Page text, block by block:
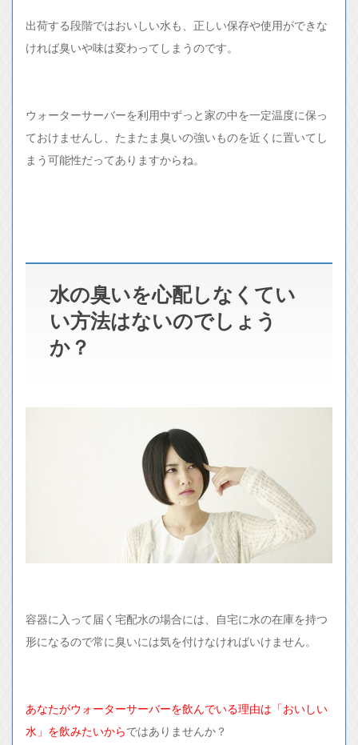
出荷する段階ではおいしい水も、正しい保存や使用ができな
ければ臭いや味は変わってしまうのです。
ウォーターサーバーを利用中ずっと家の中を一定温度に保っ
ておけませんし、たまたま臭いの強いものを近くに置いてし
まう可能性だってありますからね。
水の臭いを心配しなくてい
い方法はないのでしょう
か？
容器に入って届く宅配水の場合には、自宅に水の在庫を持つ
形になるので常に臭いには気を付けなければいけません。
あなたがウォーターサーバーを飲んでいる理由は「おいしい
水」を飲みたいからではありませんか？